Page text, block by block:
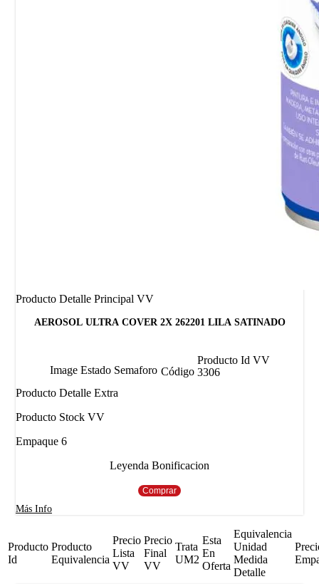
Producto Detalle Principal VV
AEROSOL ULTRA COVER 2X 262201 LILA SATINADO
Image Estado Semaforo Código
Producto Id VV
3306
Producto Detalle Extra
Producto Stock VV
Empaque 6
Leyenda Bonificacion
Comprar
Más Info
Producto
Id
Producto
Equivalencia
Precio
Lista
VV
Precio
Final
VV
Trata
UM2
Esta
En
Oferta
Equivalencia
Unidad
Medida
Detalle